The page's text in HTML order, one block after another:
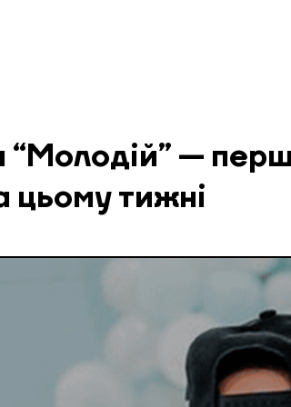
“Молодій” —
цьому тижні